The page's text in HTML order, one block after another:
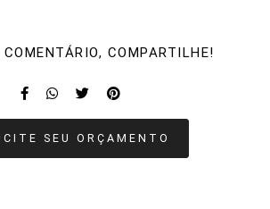
COMENTÁRIO, COMPARTILHE!
SEU ORÇAMENTO